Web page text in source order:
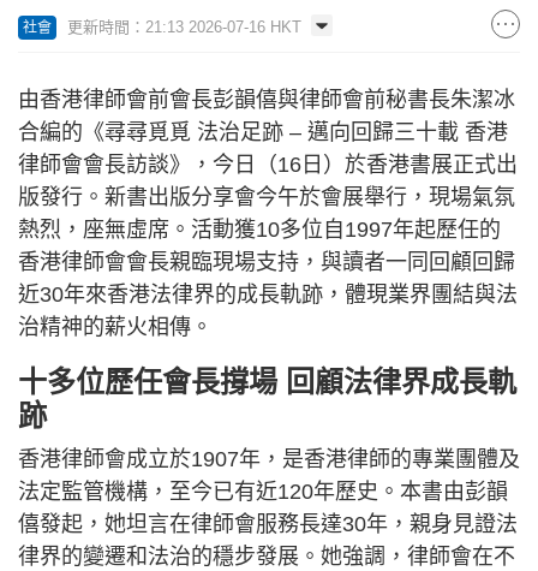
社會 更新時間：21:13 2026-07-16 HKT
由香港律師會前會長彭韻僖與律師會前秘書長朱潔冰
合編的《尋尋覓覓 法治足跡 – 邁向回歸三十載 香港
律師會會長訪談》，今日（16日）於香港書展正式出
版發行。新書出版分享會今午於會展舉行，現場氣氛
熱烈，座無虛席。活動獲10多位自1997年起歷任的
香港律師會會長親臨現場支持，與讀者一同回顧回歸
近30年來香港法律界的成長軌跡，體現業界團結與法
治精神的薪火相傳。
十多位歷任會長撐場 回顧法律界成長軌
跡
香港律師會成立於1907年，是香港律師的專業團體及
法定監管機構，至今已有近120年歷史。本書由彭韻
僖發起，她坦言在律師會服務長達30年，親身見證法
律界的變遷和法治的穩步發展。她強調，律師會在不